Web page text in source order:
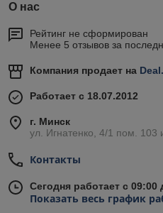
О нас
Рейтинг не сформирован
Менее 5 отзывов за
Компания продает на
Работает с 18.07.2012
г. Минск
ул. Игнатенко, 4/1 пом.
Контакты
Сегодня работает с 09:00
Показать весь график